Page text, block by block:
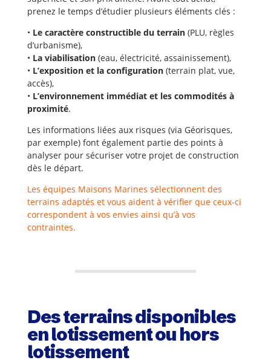
prenez le temps d’étudier plusieurs éléments clés :
• Le caractère constructible du terrain(PLU, règles
d’urbanisme),
• La viabilisation(eau, électricité, assainissement),
• L’exposition et la configuration(terrain plat, vue,
accès),
• L’environnement immédiat et les commodités à
proximité.
Les informations liées aux risques (via Géorisques,
par exemple) font également partie des points à
analyser pour sécuriser votre projet de construction
dès le départ.
Les équipes Maisons Marines sélectionnent des
terrains adaptés et vous aident à vérifier que ceux-ci
correspondent à vos envies ainsi qu’à vos
contraintes.
Des terrains disponibles
en lotissement ou hors
lotissement